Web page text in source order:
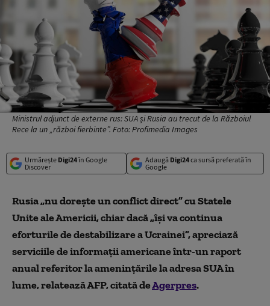
Ministrul adjunct de externe rus: SUA și Rusia au trecut de la Războiul
Rece la un „război fierbinte”. Foto: Profimedia Images
Urmărește Digi24în Google
Discover
Adaugă Digi24ca sursă preferată în
Google
Rusia „nu dorește un conflict direct” cu Statele
Unite ale Americii, chiar dacă „își va continua
eforturile de destabilizare a Ucrainei”, apreciază
serviciile de informații americane într-un raport
anual referitor la ameninţările la adresa SUA în
lume, relatează AFP, citată deAgerpres.